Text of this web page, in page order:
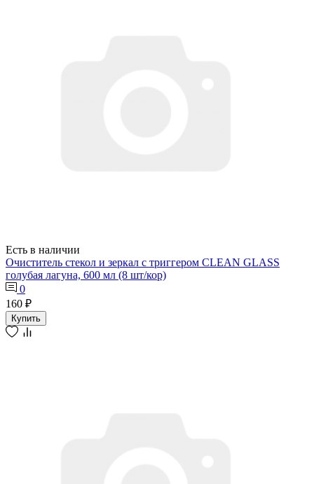
Есть в наличии
Очиститель стекол и зеркал с триггером CLEAN GLASS
голубая лагуна, 600 мл (8 шт/кор)
0
160 ₽
Купить